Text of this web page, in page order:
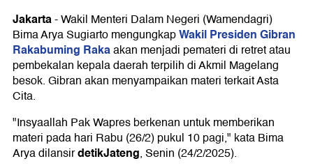
Jakarta-Wakil Menteri Dalam Negeri (Wamendagri)
Bima Arya Sugiarto mengungkapWakil Presiden Gibran
Rakabuming Rakaakan menjadi pemateri di retret atau
pembekalan kepala daerah terpilih di Akmil Magelang
besok. Gibran akan menyampaikan materi terkait Asta
Cita.
"Insyaallah Pak Wapres berkenan untuk memberikan
materi pada hari Rabu (26/2) pukul 10 pagi," kata Bima
Arya dilansirdetikJateng, Senin (24/2/2025).